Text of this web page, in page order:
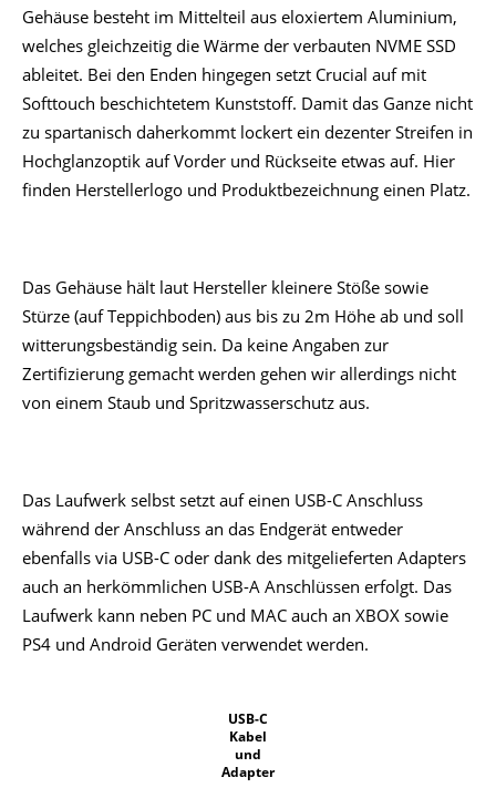
Gehäuse besteht im Mittelteil aus eloxiertem Aluminium,
welches gleichzeitig die Wärme der verbauten NVME SSD
ableitet. Bei den Enden hingegen setzt Crucial auf mit
Softtouch beschichtetem Kunststoff. Damit das Ganze nicht
zu spartanisch daherkommt lockert ein dezenter Streifen in
Hochglanzoptik auf Vorder und Rückseite etwas auf. Hier
finden Herstellerlogo und Produktbezeichnung einen Platz.
Das Gehäuse hält laut Hersteller kleinere Stöße sowie
Stürze (auf Teppichboden) aus bis zu 2m Höhe ab und soll
witterungsbeständig sein. Da keine Angaben zur
Zertifizierung gemacht werden gehen wir allerdings nicht
von einem Staub und Spritzwasserschutz aus.
Das Laufwerk selbst setzt auf einen USB-C Anschluss
während der Anschluss an das Endgerät entweder
ebenfalls via USB-C oder dank des mitgelieferten Adapters
auch an herkömmlichen USB-A Anschlüssen erfolgt. Das
Laufwerk kann neben PC und MAC auch an XBOX sowie
PS4 und Android Geräten verwendet werden.
USB-C
Kabel
und
Adapter